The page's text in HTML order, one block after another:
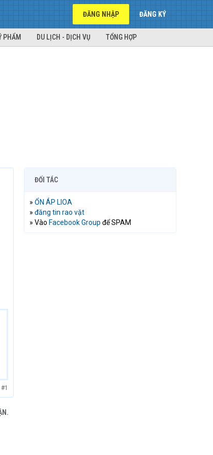
ĐĂNG NHẬP ĐĂNG KÝ
PHẨM DU LỊCH - DỊCH VỤ TỔNG HỢP
#1
ĐỐI TÁC
» ỔN ÁP LIOA
» đăng tin rao vặt
» Vào Facebook Group để SPAM